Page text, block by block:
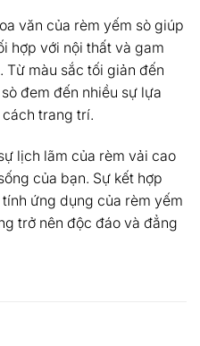
văn của rèm yếm sò giúp
hợp với nội thất và gam
Từ màu sắc tối giản đến
đem đến nhiều sự lựa
trang trí.
lịch lãm của rèm vải cao
của bạn. Sự kết hợp
ứng dụng của rèm yếm
trở nên độc đáo và đẳng